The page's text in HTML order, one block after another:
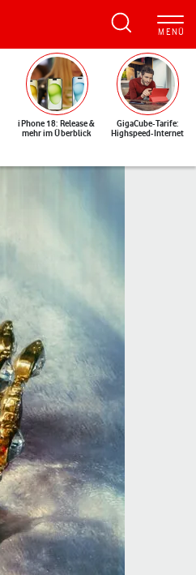
iPhone 18: Release &
mehr im Überblick
GigaCube-Tarife:
Highspeed-Internet